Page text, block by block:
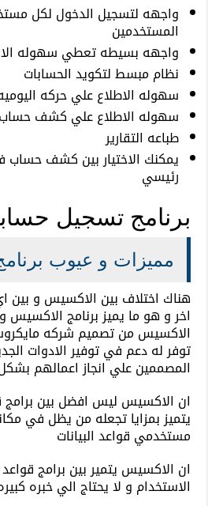
واجهه لتسجيل الدخول لكل
المستخدمين
واجهه بسيطه تعطي سهوله
نظام مبسط لتكويد الحسابات
سهوله الاطلاع علي حركه
سهوله الاطلاع علي كشف حساب
طباعه التقارير
يمكنك الاختيار بين كشف
رئيسي
برنامج تسجيل
مميزات و عيوب
هناك اختلاف بين الاكسيس و بين
اخر و هو ما يميز برنامج
الاكسيس من تصميم شركه
توفر له دعم في توفير الادوات
المصممين علي انجاز اعمالهم
ان الاكسيس ليس افضل بين برامج
يتميز بمزايا تجعله من يظل في
مستخدمي قواعد البيانات
ان الاكسيس يتمير بين برامج
الاستخدام و لا يحتاج الي خبره